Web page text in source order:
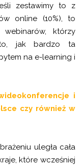
zestawimy to z
online (10%), to
którzy
to, jak bardzo ta
na e-learning i
i
czy również w
uległa cała
które wcześniej